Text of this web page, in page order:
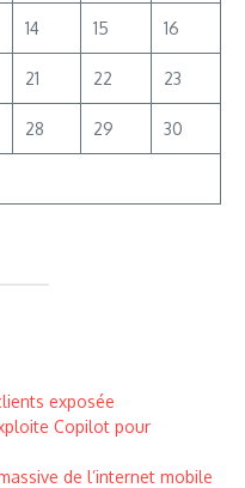
14 15 16
21 22 23
28 29 30
exposée
Copilot pour
de l’internet mobile